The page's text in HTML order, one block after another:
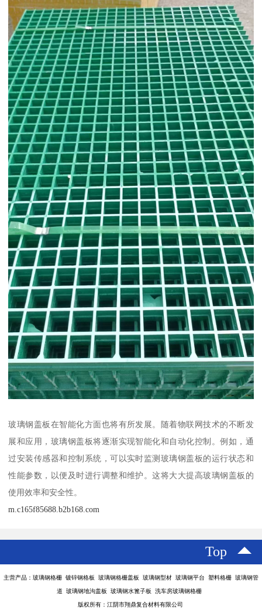
玻璃钢盖板在智能化方面也将有所发展。随着物联网技术的不断发
展和应用，玻璃钢盖板将逐渐实现智能化和自动化控制。例如，通
过安装传感器和控制系统，可以实时监测玻璃钢盖板的运行状态和
性能参数，以便及时进行调整和维护。这将大大提高玻璃钢盖板的
使用效率和安全性。
m.c165f85688.b2b168.com
Top
主营产品：玻璃钢格栅 镀锌钢格板 玻璃钢格栅盖板 玻璃钢型材 玻璃钢平台 塑料格栅 玻璃钢管
道 玻璃钢地沟盖板 玻璃钢水篦子板 洗车房玻璃钢格栅
版权所有：江阴市翔鼎复合材料有限公司